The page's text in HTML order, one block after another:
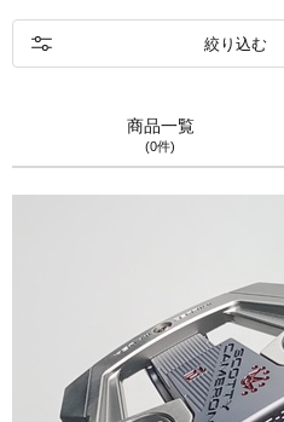
商品一覧
(0件)
絞り込む